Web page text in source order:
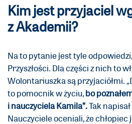
Kim jest przyjaciel
z Akademii?
Na to pytanie jest tyle
Przyszłości. Dla części z nich to
Wolontariuszka są przyjaciółmi.
to pomocnik w życiu,bo
i nauczyciela Kamila”.Tak
Nauczyciele oceniali, że chłopiec